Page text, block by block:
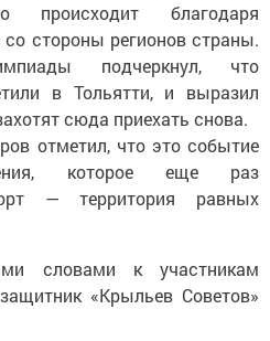
происходит благодаря
стороны регионов страны.
подчеркнул, что
в Тольятти, и выразил
сюда приехать снова.
отметил, что это событие
которое еще раз
— территория равных
словами к участникам
«Крыльев Советов»